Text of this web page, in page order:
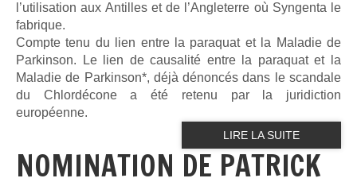
l’utilisation aux Antilles et de l’Angleterre où Syngenta le
fabrique.
Compte tenu du lien entre la paraquat et la Maladie de
Parkinson. Le lien de causalité entre la paraquat et la
Maladie de Parkinson*, déjà dénoncés dans le scandale
du Chlordécone a été retenu par la juridiction
européenne.
LIRE LA SUITE
NOMINATION DE PATRICK